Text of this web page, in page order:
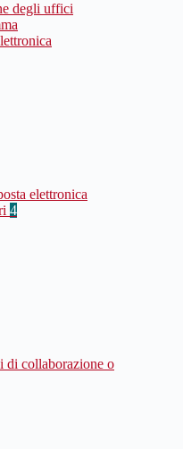
degli uffici
elettronica
4
di collaborazione o